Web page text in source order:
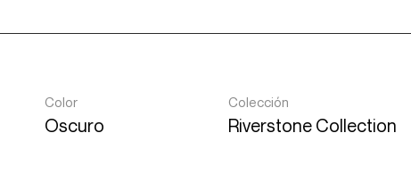
Color
Oscuro
Colección
Riverstone Collection